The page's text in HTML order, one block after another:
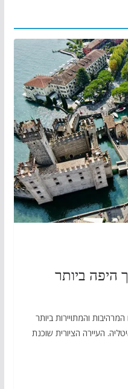
היפה ביותר
והמתויירות ביותר
העיירה הציורית שוכנת